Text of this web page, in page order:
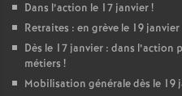
Dans l’action le 17 janvier!
Retraites : en grève le 19 janvier
Dès le 17 janvier : dans l’action
métiers !
Mobilisation générale dès le 19